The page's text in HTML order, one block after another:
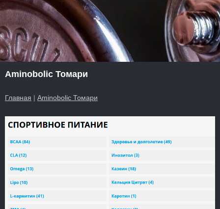
Aminobolic Томари
Главная | Aminobolic Томари